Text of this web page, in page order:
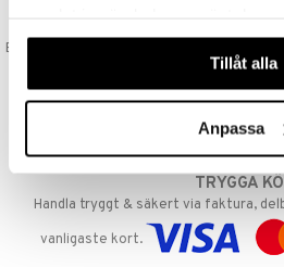
våra cookies vid fortsatt
Tillåt alla
Anpassa
Beställningar lagda före 14:00 (gäller
oss samma
GODKÄND AV
EU-logotypen är symbolen som
TRYGGA
Handla tryggt & säkert via faktura,
vanligaste kort.